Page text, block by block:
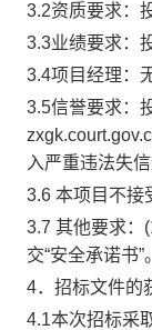
3.2资质要求：
3.3业绩要求：
3.4项目经理：
3.5信誉要求：
入严重违法失
3.6 本项目不接
3.7 其他要求：
交“安全承诺书”。
4．招标文件的
4.1本次招标采